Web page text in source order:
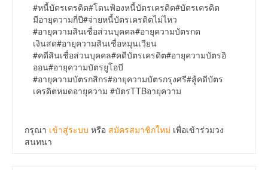
#หนี้บัตรเครดิต#โดนฟ้องหนี้บัตรเครดิต#บัตรเครดิต
มีอายุความกี่ปี#จ่ายหนี้บัตรเครดิตไม่ไหว
#อายุความสินเชื่อส่วนบุคคล#อายุความบัตรกด
เงินสด#อายุความสินเชื่อหมุนเวียน
#คดีสินเชื่อส่วนบุคคล#คดีบัตรเครดิต#อายุความบัตรอิ
ออน#อายุความบัตรยูโอบี
#อายุความบัตรกสิกร#อายุความบัตรกรุงศรี#สู้คดีบัตร
เครดิตหมดอายุความ #บัตรTTBอายุความ
กรุณา เข้าสู่ระบบ หรือ สมัครสมาชิกใหม่ เพื่อเข้าร่วมวง
สนทนา